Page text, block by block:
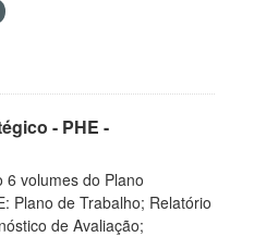
- PHE -
6 volumes do Plano
Plano de Trabalho; Relatório
de Avaliação;